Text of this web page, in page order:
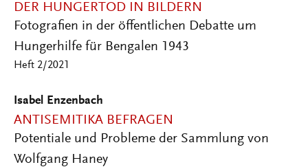
DER HUNGERTOD IN BILDERN
Fotografien in der öffentlichen Debatte um
Hungerhilfe für Bengalen 1943
Heft 2/2021
Isabel Enzenbach
ANTISEMITIKA BEFRAGEN
Potentiale und Probleme der Sammlung von
Wolfgang Haney